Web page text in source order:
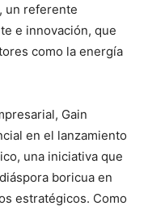
un referente
e innovación, que
como la energía
Gain
en el lanzamiento
una iniciativa que
boricua en
estratégicos. Como